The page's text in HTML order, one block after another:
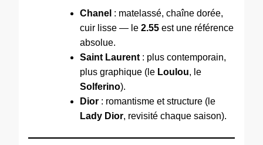
Chanel : matelassé, chaîne dorée,
cuir lisse — le 2.55 est une référence
absolue.
Saint Laurent : plus contemporain,
plus graphique (le Loulou, le
Solferino).
Dior : romantisme et structure (le
Lady Dior, revisité chaque saison).